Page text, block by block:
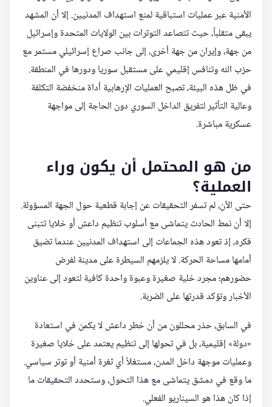
الأمنية عبر عمليات استباقية لمنع استهداف المدنيين. إلا أن المشهد
يبقى متقلباً، حيث تتصاعد التوترات بين الولايات المتحدة وإسرائيل
من جهة، وإيران من جهة أخرى، إلى جانب صراع إسرائيلي مستمر مع
حزب الله وتنافس إقليمي على مستقبل سوريا ودورها في المنطقة.
في ظل هذه البيئة، تصبح العمليات الإرهابية أداة منخفضة التكلفة
وعالية التأثير لتفريق الداخل السوري دون الحاجة إلى مواجهة
عسكرية مباشرة.
من هو المحتمل أن يكون وراء
العملية؟
حتى الآن، لم تسفر التحقيقات عن إجابة قطعية حول الجهة المسؤولة.
إلا أن نمط الحادث يتماشى مع أسلوب تنظيم داعش أو خلايا تتبنى
فكره، إذ تعود هذه الجماعات إلى استهداف المدنيين عندما تضيق
أمامها مساحة الحركة. لا يلزمهم السيطرة على مدينة لفرض
حضورهم؛ مجرد خلية صغيرة وعبوة واحدة كافية لتعود إلى عناوين
الأخبار وتؤكد قدرتها على الضربة.
في السابق، حذر محللون من أن خطر داعش لا يكمن في استعادة
«دولة» إقليمية، بل في تحولها إلى تنظيم يعتمد على خلايا صغيرة
وعمليات موجهة داخل المدن، مستغلاً أي ثغرة أمنية أو توتر سياسي.
ما وقع في دمشق يتماشى مع هذا التحول، وستحدد التحقيقات ما
إذا كان هذا هو السيناريو الفعلي.